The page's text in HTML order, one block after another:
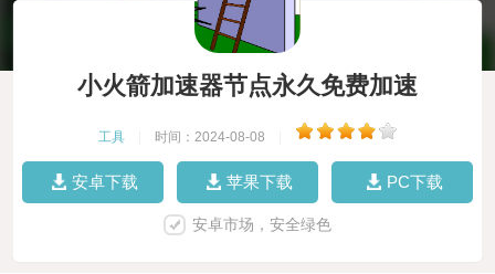
小火箭加速器节点永久免费加速
工具 时间：2024-08-08
安卓下载 苹果下载 PC下载
安卓市场，安全绿色